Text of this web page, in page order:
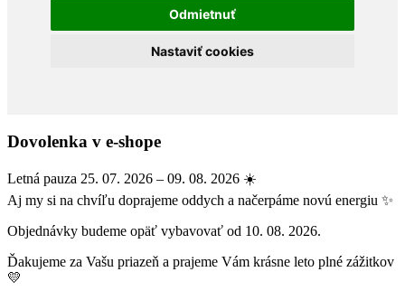
Odmietnuť
Nastaviť cookies
Dovolenka v e-shope
Letná pauza 25. 07. 2026 – 09. 08. 2026 ☀️
Aj my si na chvíľu doprajeme oddych a načerpáme novú energiu ✨
Objednávky budeme opäť vybavovať od 10. 08. 2026.
Ďakujeme za Vašu priazeň a prajeme Vám krásne leto plné zážitkov
💛